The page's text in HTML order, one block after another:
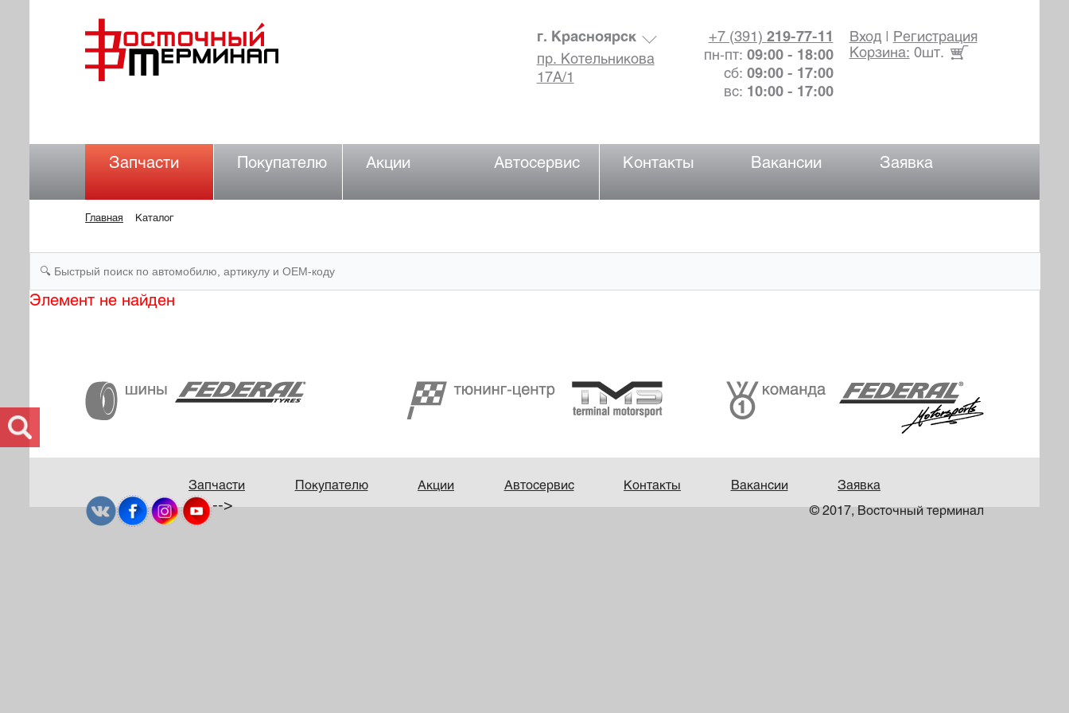
Вход|
Регистрация
Корзина: 0шт.
+7 (391) 219-77-11
пн-пт: 09:00 - 18:00
сб: 09:00 - 17:00
вс: 10:00 - 17:00
г. Красноярск
пр. Котельникова
17А/1
Запчасти Покупателю Акции Автосервис Контакты Вакансии Заявка
Главная Каталог
Элемент не найден
Запчасти Покупателю Акции Автосервис Контакты Вакансии Заявка
© 2017, Восточный терминал
-->